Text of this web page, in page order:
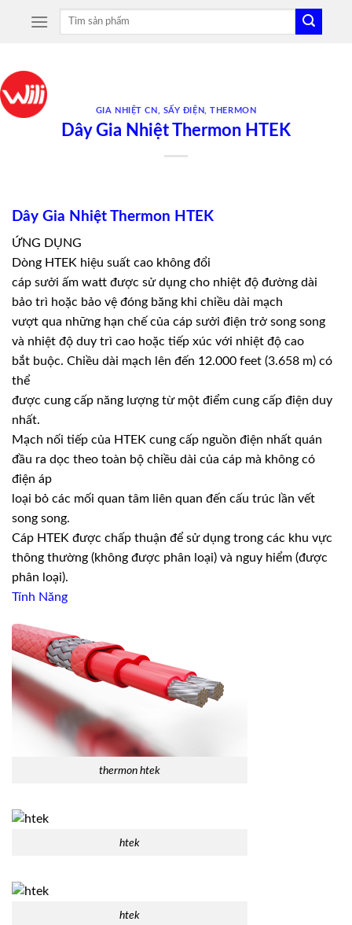
Tìm
GIA NHIỆT CN SẤY ĐIỆN ,THERMON
Dây Gia Nhiệt Thermon HTEK
Dây Gia Nhiệt Thermon HTEK
ỨNG DỤNG
Dòng HTEK hiệu suất cao không đổi
cáp sưởi ấm watt được sử dụng cho nhiệt độ đường dài
bảo trì hoặc bảo vệ đóng băng khi chiều dài mạch
vượt qua những hạn chế của cáp sưởi điện trở song song
và nhiệt độ duy trì cao hoặc tiếp xúc với nhiệt độ cao
bắt buộc. Chiều dài mạch lên đến 12.000 feet (3.658 m) có
thể
được cung cấp năng lượng từ một điểm cung cấp điện duy
nhất.
Mạch nối tiếp của HTEK cung cấp nguồn điện nhất quán
đầu ra dọc theo toàn bộ chiều dài của cáp mà không có
điện áp
loại bỏ các mối quan tâm liên quan đến cấu trúc lần vết
song song.
Cáp HTEK được chấp thuận để sử dụng trong các khu vực
thông thường (không được phân loại) và nguy hiểm (được
phân loại).
Tính Năng
thermon htek
htek
htek